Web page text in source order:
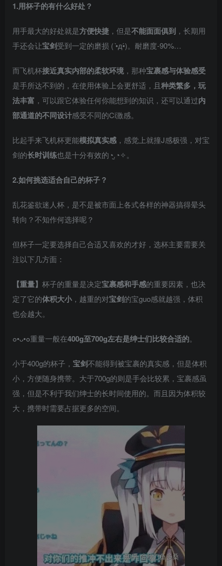
​1.用杯子的有什么好处？
用手最大的好处就是方便快捷 ，但是不能面面俱到 ，长期用
手还会让宝剑受到一定的磨损 ( •̀д•́)。耐磨度-90%…
而飞机杯接近真实内部的柔软环境 ，那种宝裹感与体验感受
是手所达不到的，在使用体验上会更舒适，且种类繁多，玩
法丰富 ，可以跟它体验任何你能想到的知识，还可以通过内
部通道的不同设计感受不同的Ci激感。
比起手来飞机杯更能模拟真实感 ，感觉上就撞J感极强，对宝
剑的长时训练也是十分有效的◔.̮◔✧。
2.如何挑选适合自己的杯子？
​乱花鉴欲迷人杯，是不是被市面上各式各样的神器搞得晕头
转向？不知作何选择呢？
但杯子一定要选择自己合适又喜欢的才好，选杯主要需要关
注以下几方面：
【重量】 杯子的重量是决定宝裹感和手感的重要因素，也决
定了它的体积大小 ，越重的对宝剑的宝guo感就越强，体积
也会越大。
๐•ᴗ•๐重量一般在400g至700g左右是绅士们比较合适的。
小于400g的杯子， 宝剑不能得到被宝裹的真实感，但是体积
小，方便随身携带。大于700g的则是手会比较累，宝裹感虽
强，但是不利于我们绅士的长时间使用的。而且因为体积较
大，携带时需要占据更多的空间。